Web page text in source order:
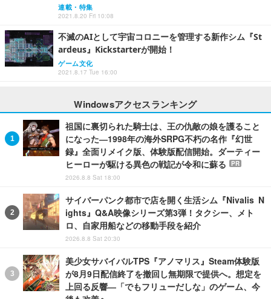
連載・特集
2021.8.20 Fri 10:08
不滅のAIとして宇宙コロニーを管理する新作シム『St
ardeus』Kickstarterが開始！
ゲーム文化
2021.8.17 Tue 16:00
Windowsアクセスランキング
祖国に裏切られた騎士は、王の仇敵の娘を護ること
になった―1998年の海外SRPG不朽の名作『幻世
録』全面リメイク版、体験版配信開始。ダーティー
ヒーローが駆ける異色の戦記が令和に蘇る
PR
2026.8.8 Sat 18:00
サイバーパンク都市で店を開く生活シム『Nivalis N
ights』Q&A映像シリーズ第3弾！タクシー、メト
ロ、自家用船などの移動手段を紹介
2026.8.8 Sat 20:30
美少女サバイバルTPS『アノマリス』Steam体験版
が8月9日配信終了を撤回し無期限で提供へ。想定を
上回る反響―「でもフリューだしな」のゲーム、今